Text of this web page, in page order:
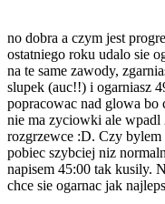
no dobra a czym jest
ostatniego roku udalo sie
na te same zawody,
slupek (auc!!) i ogarniasz
popracowac nad glowa
nie ma zyciowki ale
rozgrzewce :D. Czy
pobiec szybciej niz
napisem 45:00 tak kusily.
chce sie ogarnac jak